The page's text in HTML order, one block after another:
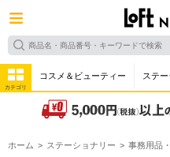
カテゴリ
コスメ＆ビューティー ステ
ホーム ステーショナリー 事務用品